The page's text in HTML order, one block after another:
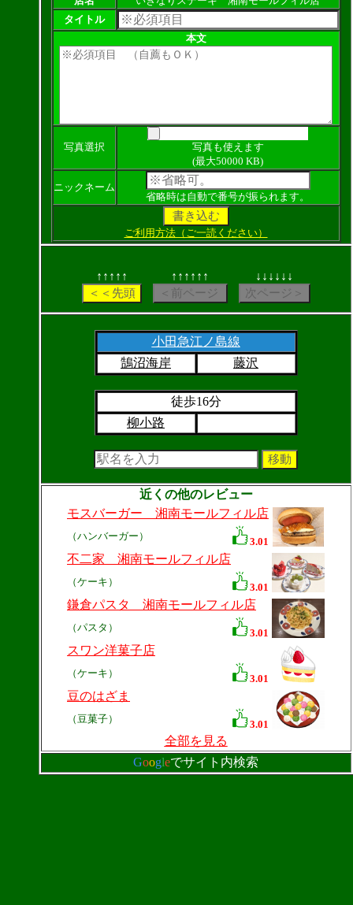
タイトル
本文
写真選択
写真も使えます
(最大50000 KB)
ニックネーム
省略時は自動で番号が振られます。
ご利用方法（ご一読ください）
↑↑↑↑↑ ↑↑↑↑↑↑ ↓↓↓↓↓↓
小田急江ノ島線
鵠沼海岸
藤沢
徒歩16分
柳小路
近くの他のレビュー
モスバーガー 湘南モールフィル店
（ハンバーガー） 3.01
不二家 湘南モールフィル店
（ケーキ） 3.01
鎌倉パスタ 湘南モールフィル店
（パスタ） 3.01
スワン洋菓子店
（ケーキ） 3.01
豆のはざま
（豆菓子） 3.01
全部を見る
Googleでサイト内検索